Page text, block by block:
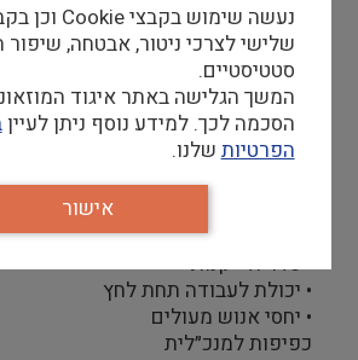
• עבודה מול ספקים
• ריכוז, טיפול וליווי פרויקטים,
• ריכוז ובצוע דוחות והגשות מול
ועירייה
כישורים:
• שליטה מצוינת בסביבת אופיס
• שליטה מלאה באקסל
• יכולת ניסוח גבוהה ועצמאית
• אנגלית ברמה טובה
• סדר ודייקנות
• יכולת לעבודה תחת לחץ
• יחסי אנוש מעולים
כפיפות למנכ״לית
שלישי לצרכי ניטור, אבטחה,
סטטיסטיים.
המשך הגלישה באתר איגוד
הסכמה לכך. למידע נוסף ניתן לעיין
הפרטיות שלנו.
אישור